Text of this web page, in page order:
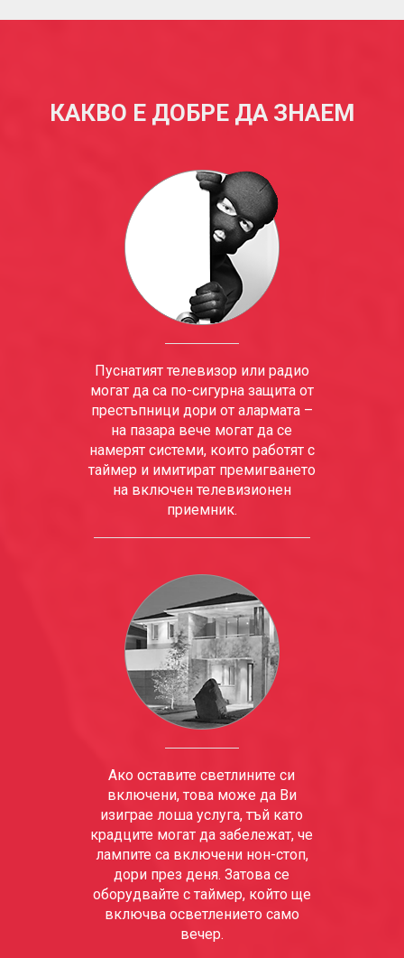
КАКВО Е ДОБРЕ ДА ЗНАЕМ
Пуснатият телевизор или радио
могат да са по-сигурна защита от
престъпници дори от алармата –
на пазара вече могат да се
намерят системи, които работят с
таймер и имитират премигването
на включен телевизионен
приемник.
Ако оставите светлините си
включени, това може да Ви
изиграе лоша услуга, тъй като
крадците могат да забележат, че
лампите са включени нон-стоп,
дори през деня. Затова се
оборудвайте с таймер, който ще
включва осветлението само
вечер.